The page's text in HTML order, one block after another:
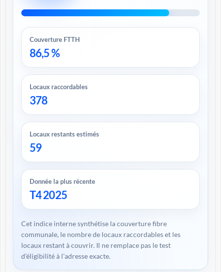
Couverture FTTH
86,5 %
Locaux raccordables
378
Locaux restants estimés
59
Donnée la plus récente
T4 2025
Cet indice interne synthétise la couverture fibre
communale, le nombre de locaux raccordables et les
locaux restant à couvrir. Il ne remplace pas le test
d'éligibilité à l'adresse exacte.